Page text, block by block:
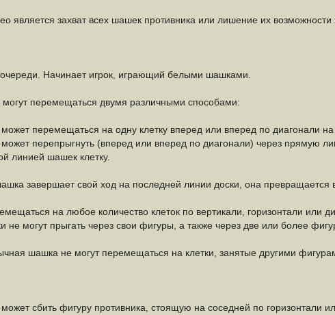
является захват всех шашек противника или лишение их возможности
очереди. Начинает игрок, играющий белыми шашками.
перемещаться двумя различными способами:
перемещаться на одну клетку вперед или вперед по диагонали
перепрыгнуть (вперед или вперед по диагонали) через прямую
линией шашек клетку.
завершает свой ход на последней линии доски, она превращается
на любое количество клеток по вертикали, горизонтали или
не могут прыгать через свои фигуры, а также через две или более
шашка не могут перемещаться на клетки, занятые другими
сбить фигуру противника, стоящую на соседней по горизонтали